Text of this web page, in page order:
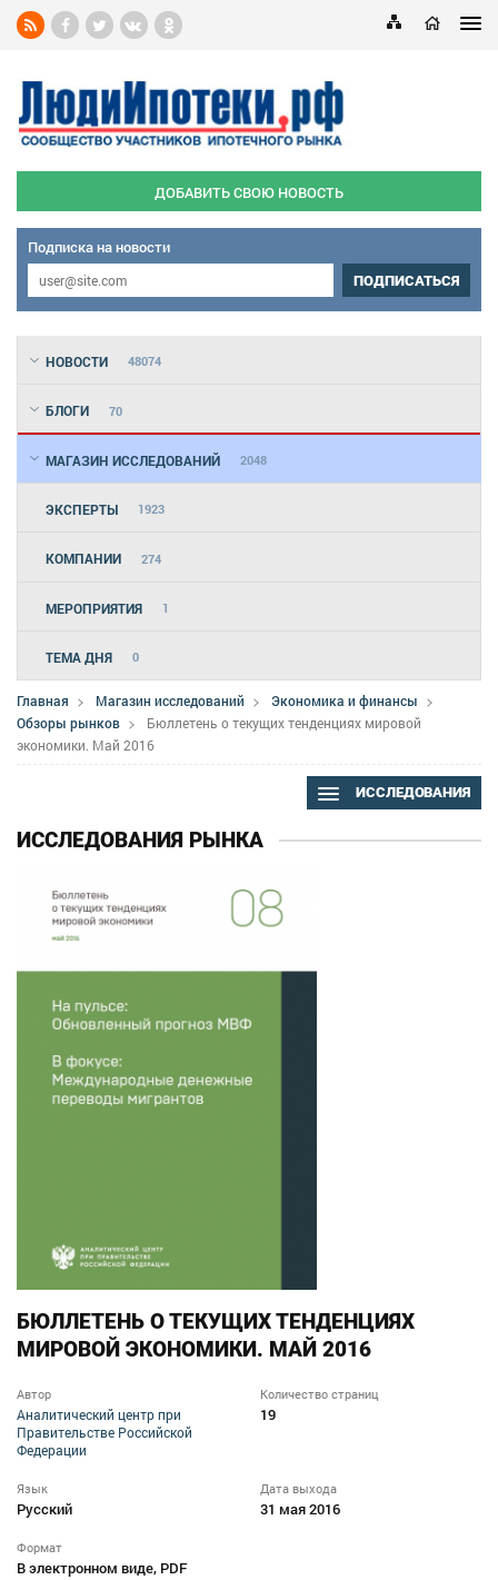
ДОБАВИТЬ СВОЮ НОВОСТЬ
Подписка на новости
ПОДПИСАТЬСЯ
НОВОСТИ 48074
БЛОГИ 70
МАГАЗИН ИССЛЕДОВАНИЙ 2048
ЭКСПЕРТЫ 1923
КОМПАНИИ 274
МЕРОПРИЯТИЯ 1
ТЕМА ДНЯ 0
Главная Магазин исследований
Экономика и финансы
Обзоры рынков
Бюллетень о текущих тенденциях мировой
экономики. Май 2016
ИССЛЕДОВАНИЯ
ИССЛЕДОВАНИЯ РЫНКА
БЮЛЛЕТЕНЬ О ТЕКУЩИХ ТЕНДЕНЦИЯХ
МИРОВОЙ ЭКОНОМИКИ. МАЙ 2016
Автор
Аналитический центр при
Правительстве Российской
Федерации
Количество страниц
19
Язык
Русский
Дата выхода
31 мая 2016
Формат
В электронном виде, PDF